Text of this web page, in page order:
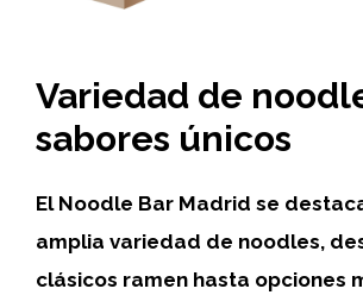
Variedad de
sabores únicos
El Noodle Bar Madrid se
amplia variedad de noodles,
clásicos ramen hasta opciones